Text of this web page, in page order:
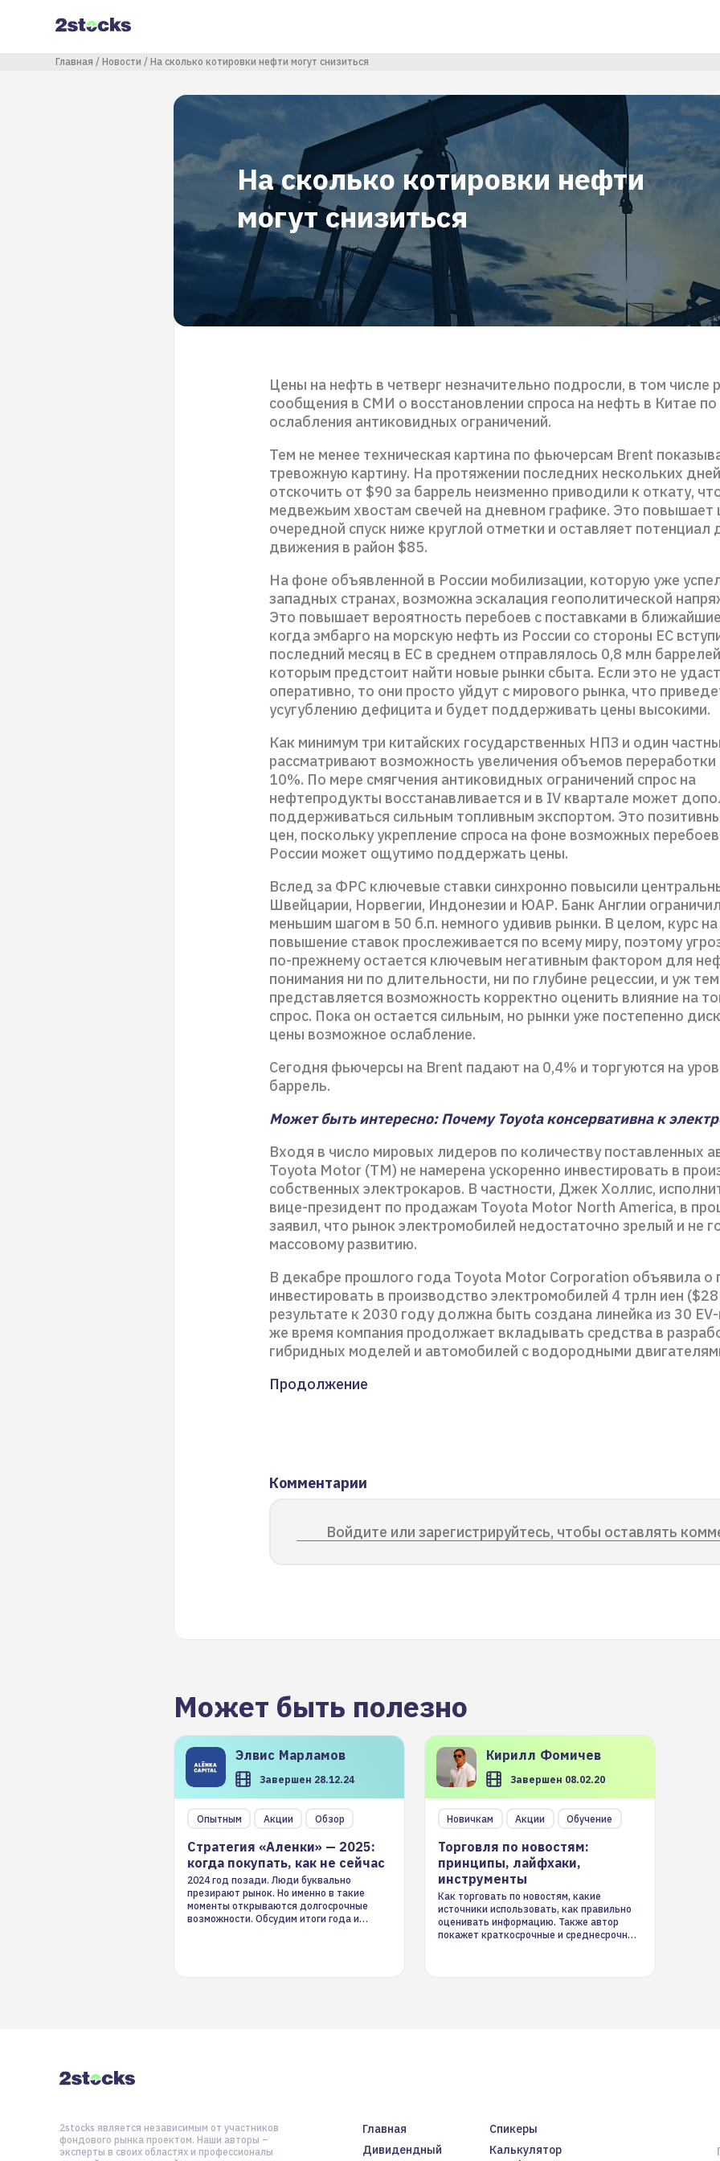
содержанию
Строка навигации
Главная Новости На сколько котировки нефти могут снизиться
На сколько котировки нефти
могут снизиться
Цены на нефть в четверг незначительно подросли, в том числе
сообщения в СМИ о восстановлении спроса на нефть в Китае по
ослабления антиковидных ограничений.
Тем не менее техническая картина по фьючерсам Brent
тревожную картину. На протяжении последних нескольких
отскочить от $90 за баррель неизменно приводили к откату,
медвежьим хвостам свечей на дневном графике. Это повышает
очередной спуск ниже круглой отметки и оставляет потенциал
движения в район $85.
На фоне объявленной в России мобилизации, которую уже
западных странах, возможна эскалация геополитической
Это повышает вероятность перебоев с поставками в
когда эмбарго на морскую нефть из России со стороны ЕС
последний месяц в ЕС в среднем отправлялось 0,8 млн баррелей
которым предстоит найти новые рынки сбыта. Если это не
оперативно, то они просто уйдут с мирового рынка, что
усугублению дефицита и будет поддерживать цены высокими.
Как минимум три китайских государственных НПЗ и один
рассматривают возможность увеличения объемов переработки
10%. По мере смягчения антиковидных ограничений спрос на
нефтепродукты восстанавливается и в IV квартале может
поддерживаться сильным топливным экспортом. Это
цен, поскольку укрепление спроса на фоне возможных
России может ощутимо поддержать цены.
Вслед за ФРС ключевые ставки синхронно повысили
Швейцарии, Норвегии, Индонезии и ЮАР. Банк Англии
меньшим шагом в 50 б.п. немного удивив рынки. В целом, курс
повышение ставок прослеживается по всему миру, поэтому
по-прежнему остается ключевым негативным фактором для
понимания ни по длительности, ни по глубине рецессии, и уж
представляется возможность корректно оценить влияние на
спрос. Пока он остается сильным, но рынки уже постепенно
цены возможное ослабление.
Сегодня фьючерсы на Brent падают на 0,4% и торгуются на
баррель.
Может быть интересно: Почему Toyota консервативна к
Входя в число мировых лидеров по количеству поставленных
Toyota Motor (ТМ) не намерена ускоренно инвестировать в
собственных электрокаров. В частности, Джек Холлис,
вице-президент по продажам Toyota Motor North America, в
заявил, что рынок электромобилей недостаточно зрелый и не
массовому развитию.
В декабре прошлого года Toyota Motor Corporation объявила о
инвестировать в производство электромобилей 4 трлн иен
результате к 2030 году должна быть создана линейка из 30
же время компания продолжает вкладывать средства в
гибридных моделей и автомобилей с водородными
Продолжение
Комментарии
Войдите или зарегистрируйтесь, чтобы оставлять
Может быть полезно
Элвис Марламов
Завершен 28.12.24
Опытным Акции Обзор
Стратегия «Аленки» — 2025:
когда покупать, как не сейчас
2024 год позади. Люди буквально
презирают рынок. Но именно в такие
моменты открываются долгосрочные
возможности. Обсудим итоги года и
Кирилл Фомичев
Завершен 08.02.20
Новичкам Акции Обучение
Торговля по новостям:
принципы, лайфхаки,
инструменты
Как торговать по новостям, какие
источники использовать, как правильно
оценивать информацию. Также автор
покажет краткосрочные и среднесрочные
Главная
Спикеры
Дивидендный
Калькулятор
2stocks является независимым от участников
фондового рынка проектом. Наши авторы –
эксперты в своих областях и профессионалы